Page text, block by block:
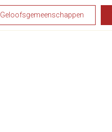
Geloofsgemeenschappen